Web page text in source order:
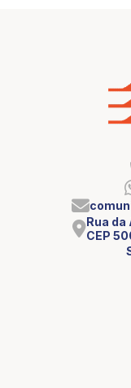
Rua
CEP